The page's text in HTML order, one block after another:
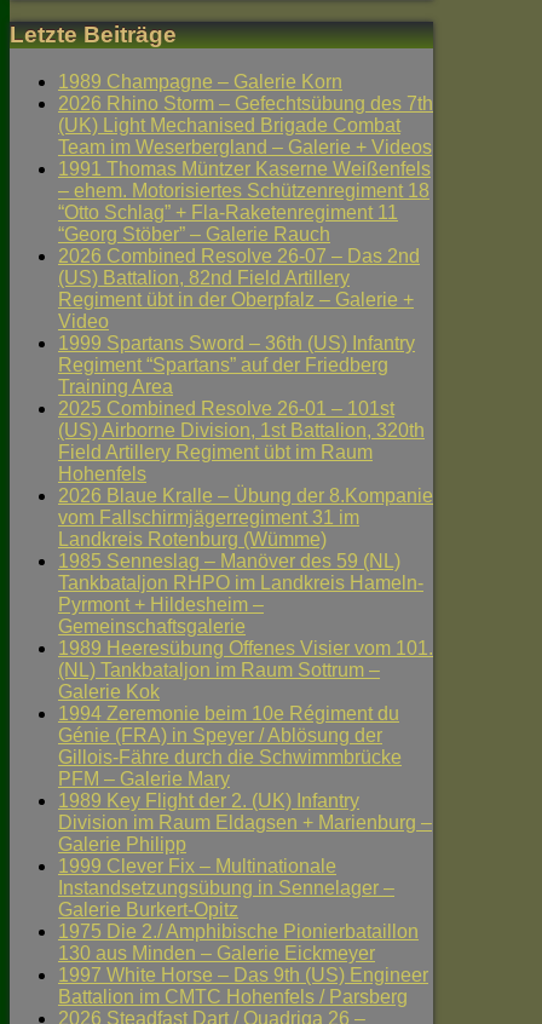
Letzte Beiträge
1989 Champagne – Galerie Korn
2026 Rhino Storm – Gefechtsübung des 7th
(UK) Light Mechanised Brigade Combat
Team im Weserbergland – Galerie + Videos
1991 Thomas Müntzer Kaserne Weißenfels
– ehem. Motorisiertes Schützenregiment 18
“Otto Schlag” + Fla-Raketenregiment 11
“Georg Stöber” – Galerie Rauch
2026 Combined Resolve 26-07 – Das 2nd
(US) Battalion, 82nd Field Artillery
Regiment übt in der Oberpfalz – Galerie +
Video
1999 Spartans Sword – 36th (US) Infantry
Regiment “Spartans” auf der Friedberg
Training Area
2025 Combined Resolve 26-01 – 101st
(US) Airborne Division, 1st Battalion, 320th
Field Artillery Regiment übt im Raum
Hohenfels
2026 Blaue Kralle – Übung der 8.Kompanie
vom Fallschirmjägerregiment 31 im
Landkreis Rotenburg (Wümme)
1985 Senneslag – Manöver des 59 (NL)
Tankbataljon RHPO im Landkreis Hameln-
Pyrmont + Hildesheim –
Gemeinschaftsgalerie
1989 Heeresübung Offenes Visier vom 101.
(NL) Tankbataljon im Raum Sottrum –
Galerie Kok
1994 Zeremonie beim 10e Régiment du
Génie (FRA) in Speyer / Ablösung der
Gillois-Fähre durch die Schwimmbrücke
PFM – Galerie Mary
1989 Key Flight der 2. (UK) Infantry
Division im Raum Eldagsen + Marienburg –
Galerie Philipp
1999 Clever Fix – Multinationale
Instandsetzungsübung in Sennelager –
Galerie Burkert-Opitz
1975 Die 2./ Amphibische Pionierbataillon
130 aus Minden – Galerie Eickmeyer
1997 White Horse – Das 9th (US) Engineer
Battalion im CMTC Hohenfels / Parsberg
2026 Steadfast Dart / Quadriga 26 –